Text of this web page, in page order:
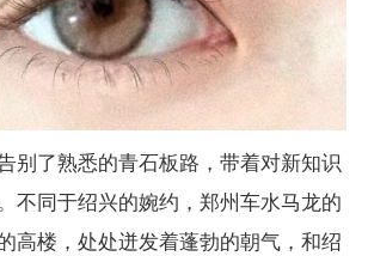
别了熟悉的青石板路，带着对新知识
不同于绍兴的婉约，郑州车水马龙的
高楼，处处迸发着蓬勃的朝气，和绍